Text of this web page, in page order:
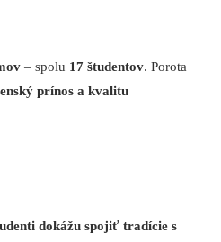
– spolu 17 študentov. Porota
prínos a kvalitu
dokážu spojiť tradície s